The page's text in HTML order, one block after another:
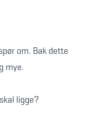
om. Bak dette
mye.
ligge?